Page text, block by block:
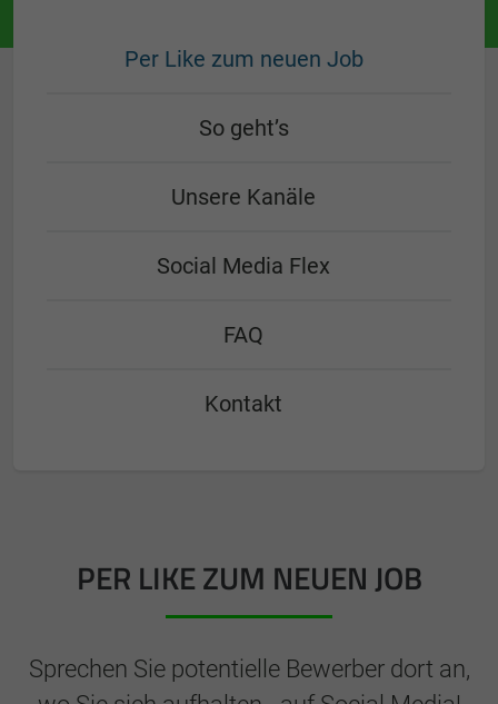
Per Like zum neuen Job
So geht’s
Unsere Kanäle
Social Media Flex
FAQ
Kontakt
PER LIKE ZUM NEUEN JOB
Sprechen Sie potentielle Bewerber dort an,